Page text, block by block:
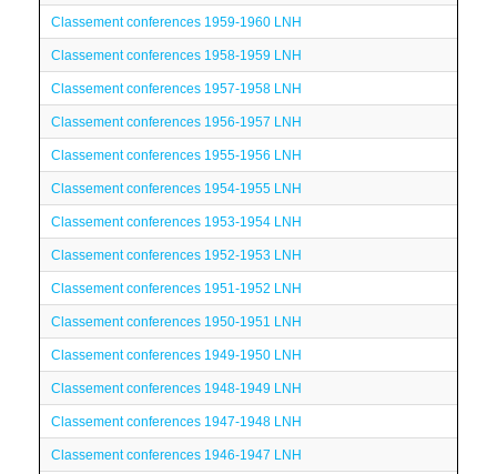
Classement conferences 1959-1960 LNH
Classement conferences 1958-1959 LNH
Classement conferences 1957-1958 LNH
Classement conferences 1956-1957 LNH
Classement conferences 1955-1956 LNH
Classement conferences 1954-1955 LNH
Classement conferences 1953-1954 LNH
Classement conferences 1952-1953 LNH
Classement conferences 1951-1952 LNH
Classement conferences 1950-1951 LNH
Classement conferences 1949-1950 LNH
Classement conferences 1948-1949 LNH
Classement conferences 1947-1948 LNH
Classement conferences 1946-1947 LNH